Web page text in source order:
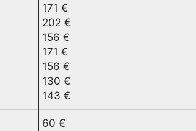
171 €
202 €
156 €
171 €
156 €
130 €
143 €
60 €